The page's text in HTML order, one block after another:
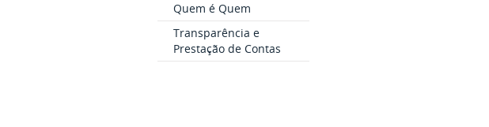
Quem é Quem
Transparência e
Prestação de Contas